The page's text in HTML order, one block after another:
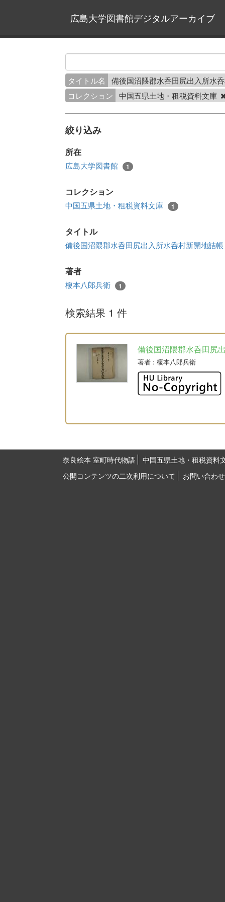
広島大学図書館デジタルアーカイブ
タイトル名
備後国沼隈郡水呑田尻出入所水
コレクション
中国五県土地・租税資料文庫
絞り込み
所在
広島大学図書館 1
コレクション
中国五県土地・租税資料文庫 1
タイトル
備後国沼隈郡水呑田尻出入所水呑村新開地詰帳
著者
榎本八郎兵衛 1
検索結果 1 件
備後国沼隈郡水呑田尻
著者 : 榎本八郎兵衛
奈良絵本 室町時代物語
中国五県土地・租税資料
公開コンテンツの二次利用について
お問い合わせ